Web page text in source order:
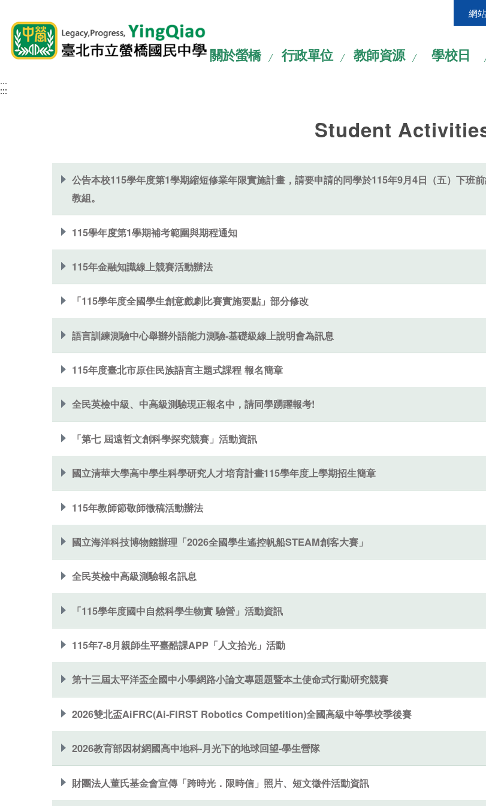
:::
網
關於螢橋 行政單位 教師資源 學校日
:::
:::
Student
公告本校115學年度第1學期縮短修業年限實施計畫，請要申請的同學於115年9月4日（五）下班
教組。
115學年度第1學期補考範圍與期程通知
115年金融知識線上競賽活動辦法
「115學年度全國學生創意戲劇比賽實施要點」部分修改
語言訓練測驗中心舉辦外語能力測驗-基礎級線上說明會為訊息
115年度臺北市原住民族語言主題式課程 報名簡章
全民英檢中級、中高級測驗現正報名中，請同學踴躍報考!
「第七 屆遠哲文創科學探究競賽」活動資訊
國立清華大學高中學生科學研究人才培育計畫115學年度上學期招生簡章
115年教師節敬師徵稿活動辦法
國立海洋科技博物館辦理「2026全國學生遙控帆船STEAM創客大賽」
全民英檢中高級測驗報名訊息
「115學年度國中自然科學生物實 驗營」活動資訊
115年7-8月親師生平臺酷課APP「人文拾光」活動
第十三屆太平洋盃全國中小學網路小論文專題題暨本土使命式行動研究競賽
2026雙北盃AiFRC(Ai-FIRST Robotics Competition)全國高級中等學校季後賽
2026教育部因材網國高中地科-月光下的地球回望-學生營隊
財團法人董氏基金會宣傳「跨時光．限時信」照片、短文徵件活動資訊